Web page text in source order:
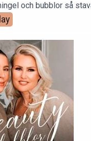
och bubblor så
på, hemifrån. Hur får
care favoriter? Och